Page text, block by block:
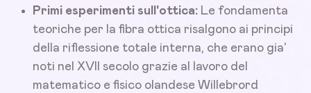
Primi esperimenti sull'ottica: Le fondamenta
teoriche per la fibra ottica risalgono ai principi
della riflessione totale interna, che erano gia'
noti nel XVII secolo grazie al lavoro del
matematico e fisico olandese Willebrord